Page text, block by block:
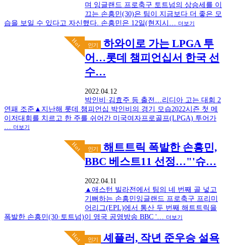
며 잉글랜드 프로축구 토트넘의 상승세를 이
끄는 손흥민(30)은 팀이 지금보다 더 좋은 모
습을 보일 수 있다고 자신했다. 손흥민은 12일(현지시…
더보기
Hot 인기
하와이로 가는 LPGA 투
어…롯데 챔피언십서 한국 선
수…
2022.04.12
박인비·김효주 등 출전…리디아 고는 대회 2
연패 조준▲지난해 롯데 챔피언십 박인비의 경기 모습2022시즌 첫 메
이저대회를 치르고 한 주를 쉬어간 미국여자프로골프(LPGA) 투어가
… 더보기
Hot 인기
해트트릭 폭발한 손흥민,
BBC 베스트11 선정…"'슈…
2022.04.11
▲애스턴 빌라전에서 팀의 네 번째 골 넣고
기뻐하는 손흥민잉글랜드 프로축구 프리미
어리그(EPL)에서 통산 두 번째 해트트릭을
폭발한 손흥민(30·토트넘)이 영국 공영방송 BBC '… 더보기
Hot 인기
셰플러, 작년 준우승 설욕